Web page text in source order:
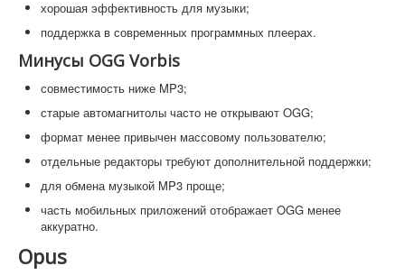
хорошая эффективность для музыки;
поддержка в современных программных плеерах.
Минусы OGG Vorbis
совместимость ниже MP3;
старые автомагнитолы часто не открывают OGG;
формат менее привычен массовому пользователю;
отдельные редакторы требуют дополнительной поддержки;
для обмена музыкой MP3 проще;
часть мобильных приложений отображает OGG менее
аккуратно.
Opus